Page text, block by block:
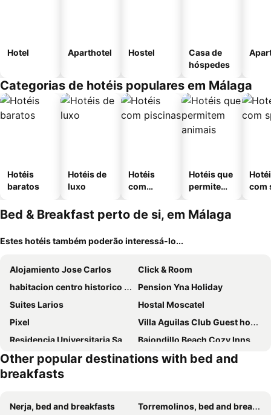
Hotel Aparthotel Hostel
Casa de
hóspedes
Categorias de hotéis populares em Málaga
Hotéis
baratos
Hotéis de
luxo
Hotéis
com
Hotéis que
permitem
com
Bed & Breakfast perto de si, em Málaga
Estes hotéis também poderão interessá-lo...
Alojamiento Jose Carlos
Click & Room
habitacion centro historico malaga
Pension Yna Holiday
Suites Larios
Hostal Moscatel
Pixel
Villa Aguilas Club Guest house
Residencia Universitaria Santa Paula
Bajondillo Beach Cozy Inns
Hostal Esperanza
Vas Málaga Ciudad
Virgen del Rocio II
Pension Terminal
Habitación en Calle Molino
Other popular destinations with bed and
breakfasts
Nerja, bed and breakfasts
Torremolinos, bed and breakfasts